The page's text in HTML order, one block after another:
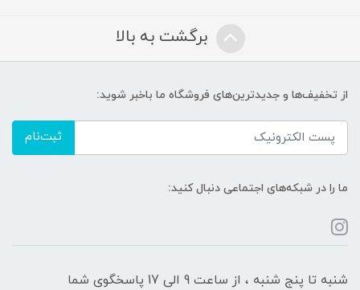
برگشت به بالا
از تخفیف‌ها و جدیدترین‌های فروشگاه ما باخبر شوید:
ثبت‌نام
ما را در شبکه‌های اجتماعی دنبال کنید:
شنبه تا پنج شنبه ، از ساعت 9 الی 17 پاسخگوی شما